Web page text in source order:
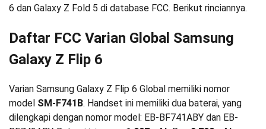
6 dan Galaxy Z Fold 5 di database FCC. Berikut rinciannya.
Daftar FCC Varian Global Samsung
Galaxy Z Flip 6
Varian Samsung Galaxy Z Flip 6 Global memiliki nomor
model SM-F741B. Handset ini memiliki dua baterai, yang
dilengkapi dengan nomor model: EB-BF741ABY dan EB-